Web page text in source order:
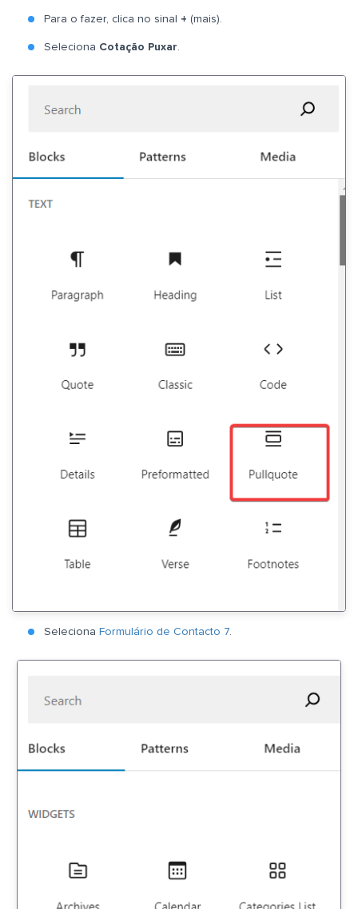
Para o fazer, clica no sinal + (mais).
Seleciona Cotação Puxar.
Seleciona Formulário de Contacto 7.